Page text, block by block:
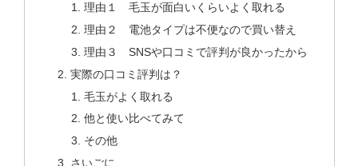
理由１ 毛玉が面白いくらいよく取れる
理由２ 電池タイプは不便なので買い替え
理由３ SNSや口コミで評判が良かったから
実際の口コミ評判は？
毛玉がよく取れる
他と使い比べてみて
その他
さいごに